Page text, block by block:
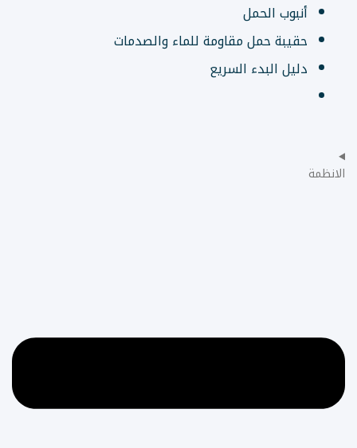
أنبوب الحمل
حقيبة حمل مقاومة للماء والصدمات
دليل البدء السريع
الانظمة